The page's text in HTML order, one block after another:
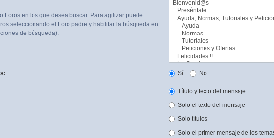
Foros en los que desea buscar. Para agilizar puede
seleccionando el Foro padre y habilitar la búsqueda en
de búsqueda).
Sí No
Título y texto del mensaje
Solo el texto del mensaje
Solo títulos
Solo el primer mensaje de los